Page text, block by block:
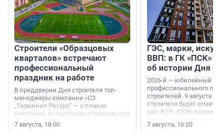
Строители «Образцовых
кварталов» встречают
профессиональный
праздник на работе
В преддверии Дня строителя топ-
менеджеры компании «СЗ
„Терминал-Ресурс“ — о планах
компании, испытаниях и поводах для
осторожного оптимизма.
7 августа, 18:00
ГЭС, марки,
ВВП: в ГК «ПСК»
об истории Дня
2026-й — юбилейный
профессионального
строителей. 9 августа
строителя будет
раз. В ГК «ПСК»
поменялась роль
7 августа, 16:20